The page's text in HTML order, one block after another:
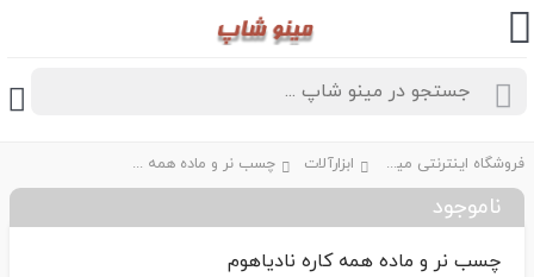
فروشگاه اینترنتی مینو شاپ ابزارآلات چسب نر و ماده همه کاره نادیاهوم
ناموجود
چسب نر و ماده همه کاره نادیاهوم